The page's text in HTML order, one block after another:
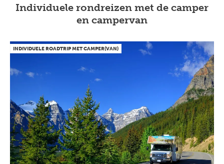
Individuele rondreizen met de camper
en campervan
INDIVIDUELE ROADTRIP MET CAMPER(VAN)